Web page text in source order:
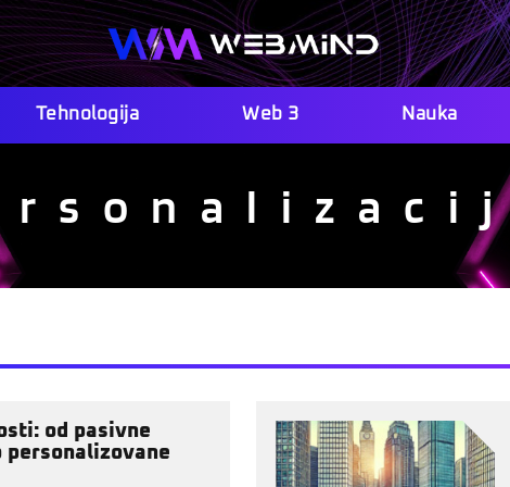
Tehnologija Web 3 Nauka
od pasivne
personalizovane